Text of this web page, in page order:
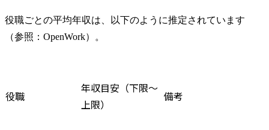
役職ごとの平均年収は、以下のように推定されています
（参照：OpenWork）。
役職
年収目安（下限〜
上限）
備考